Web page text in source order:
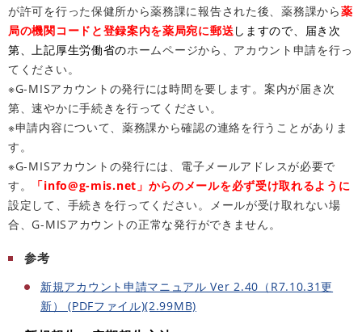
が許可を行った保健所から薬務課に報告された後、薬務課から薬
局の機関コードと登録案内を薬局宛に郵送しますので、届き次
第、上記厚生労働省のホームページから、アカウント申請を行っ
てください。
※G-MISアカウントの発行には時間を要します。案内が届き次
第、速やかに手続きを行ってください。
※申請内容について、薬務課から確認の連絡を行うことがありま
す。
※G-MISアカウントの発行には、電子メールアドレスが必要で
す。
「info@g-mis.net 」からのメールを必ず受け取れるように
設定して、手続きを行ってください。メールが受け取れない場
合、G-MISアカウントの正常な発行ができません。
参考
新規アカウント申請マニュアル Ver 2.40（R7.10.31更
新） (PDFファイル)(2.99MB)